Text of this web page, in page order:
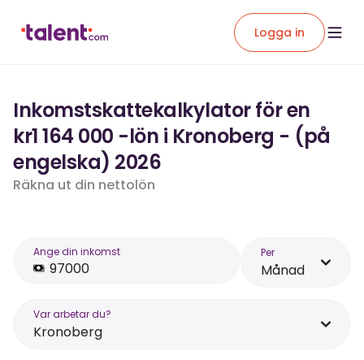
Logga in
Inkomstskattekalkylator för en
kr1 164 000 -lön i Kronoberg - (på
engelska) 2026
Räkna ut din nettolön
Ange din inkomst Per
Månad
Var arbetar du?
Kronoberg